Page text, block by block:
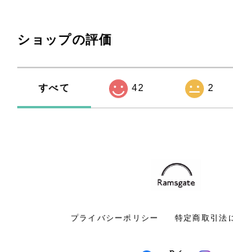
ショップの評価
すべて 42 2
プライバシーポリシー 特定商取引法